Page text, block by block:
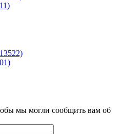
мы могли сообщить вам об